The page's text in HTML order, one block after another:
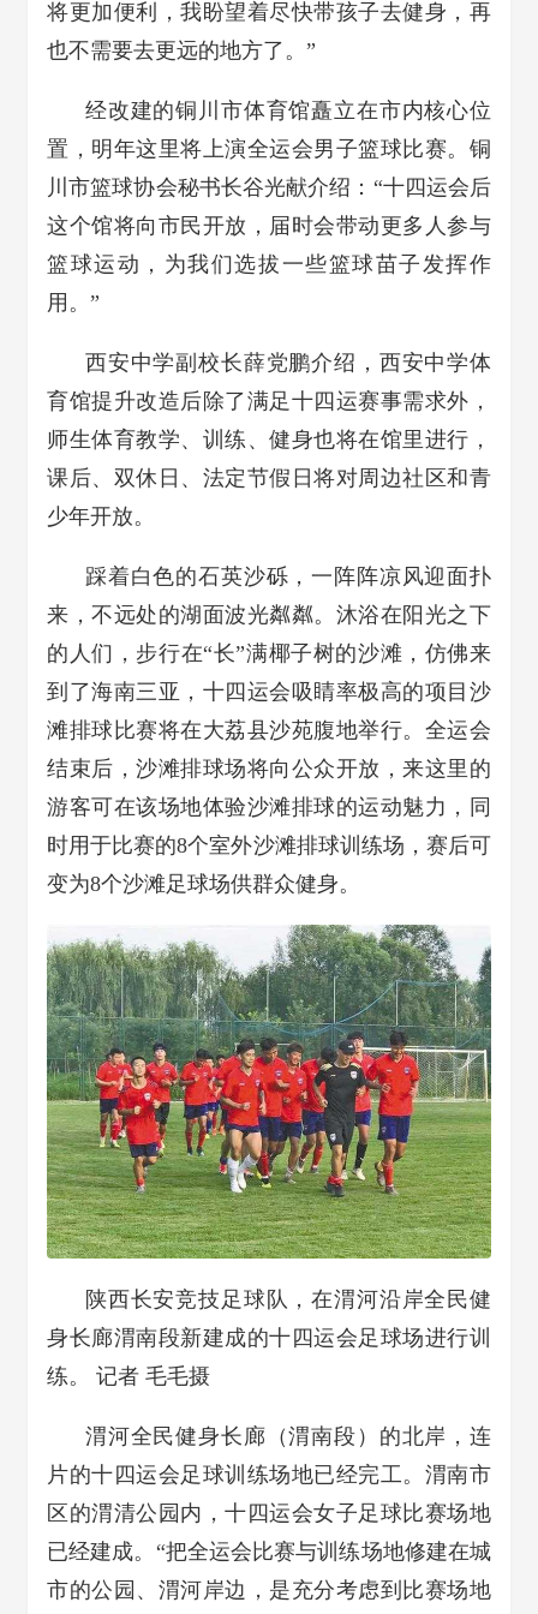
将更加便利，我盼望着尽快带孩子去健身，再
也不需要去更远的地方了。”
经改建的铜川市体育馆矗立在市内核心位
置，明年这里将上演全运会男子篮球比赛。铜
川市篮球协会秘书长谷光献介绍：“十四运会后
这个馆将向市民开放，届时会带动更多人参与
篮球运动，为我们选拔一些篮球苗子发挥作
用。”
西安中学副校长薛党鹏介绍，西安中学体
育馆提升改造后除了满足十四运赛事需求外，
师生体育教学、训练、健身也将在馆里进行，
课后、双休日、法定节假日将对周边社区和青
少年开放。
踩着白色的石英沙砾，一阵阵凉风迎面扑
来，不远处的湖面波光粼粼。沐浴在阳光之下
的人们，步行在“长”满椰子树的沙滩，仿佛来
到了海南三亚，十四运会吸睛率极高的项目沙
滩排球比赛将在大荔县沙苑腹地举行。全运会
结束后，沙滩排球场将向公众开放，来这里的
游客可在该场地体验沙滩排球的运动魅力，同
时用于比赛的8个室外沙滩排球训练场，赛后可
变为8个沙滩足球场供群众健身。
陕西长安竞技足球队，在渭河沿岸全民健
身长廊渭南段新建成的十四运会足球场进行训
练。 记者 毛毛摄
渭河全民健身长廊（渭南段）的北岸，连
片的十四运会足球训练场地已经完工。渭南市
区的渭清公园内，十四运会女子足球比赛场地
已经建成。“把全运会比赛与训练场地修建在城
市的公园、渭河岸边，是充分考虑到比赛场地